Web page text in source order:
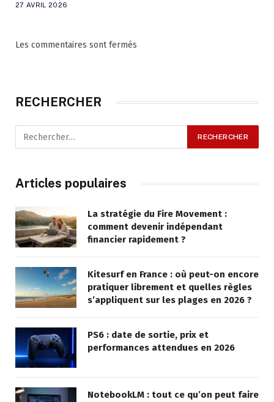
27 AVRIL 2026
Les commentaires sont fermés
RECHERCHER
Articles populaires
La stratégie du Fire Movement :
comment devenir indépendant
financier rapidement ?
Kitesurf en France : où peut-on encore
pratiquer librement et quelles règles
s’appliquent sur les plages en 2026 ?
PS6 : date de sortie, prix et
performances attendues en 2026
NotebookLM : tout ce qu’on peut faire